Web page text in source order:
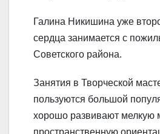
Галина Никишина уже
сердца занимается с
Советского района.
Занятия в Творческой
пользуются большой
хорошо развивают мелкую
пространственную